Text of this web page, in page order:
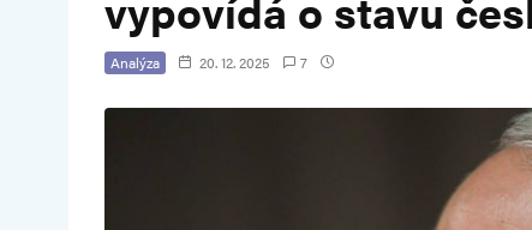
Analýza 20. 12. 2025 7